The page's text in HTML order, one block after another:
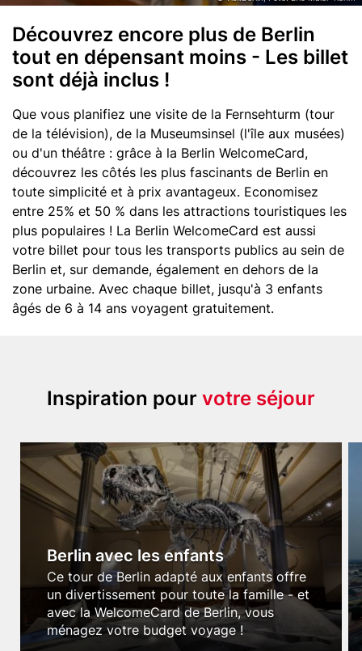
TextDécouvrez encore plus de Berlin
tout en dépensant moins - Les billet
sont déjà inclus !
Que vous planifiez une visite de la Fernsehturm (tour
de la télévision), de la Museumsinsel (l'île aux musées)
ou d'un théâtre : grâce à la Berlin WelcomeCard,
découvrez les côtés les plus fascinants de Berlin en
toute simplicité et à prix avantageux. Economisez
entre 25% et 50 % dans les attractions touristiques les
plus populaires ! La Berlin WelcomeCard est aussi
votre billet pour tous les transports publics au sein de
Berlin et, sur demande, également en dehors de la
zone urbaine. Avec chaque billet, jusqu'à 3 enfants
âgés de 6 à 14 ans voyagent gratuitement.
Title
highlight
option)
Inspiration pour votre séjour
itemsImage
Berlin avec les enfants
Teaser
text
Ce tour de Berlin adapté aux enfants offre
un divertissement pour toute la famille - et
avec la WelcomeCard de Berlin, vous
ménagez votre budget voyage !